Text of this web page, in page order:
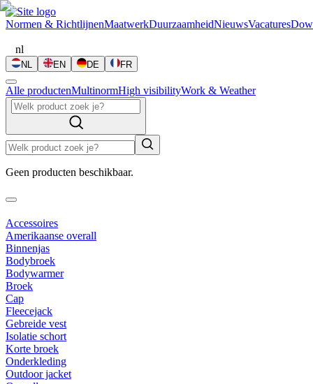
Normen & RichtlijnenMaatwerkDuurzaamheidNieuwsVacatures
nl
NL EN DE FR
Alle productenMultinormHigh visibilityWork & Weather
Geen producten beschikbaar.
Accessoires
Amerikaanse overall
Binnenjas
Bodybroek
Bodywarmer
Broek
Cap
Fleecejack
Gebreide vest
Isolatie schort
Korte broek
Onderkleding
Outdoor jacket